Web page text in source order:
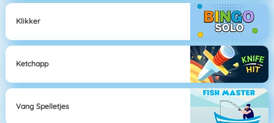
Klikker
Ketchapp
Vang Spelletjes